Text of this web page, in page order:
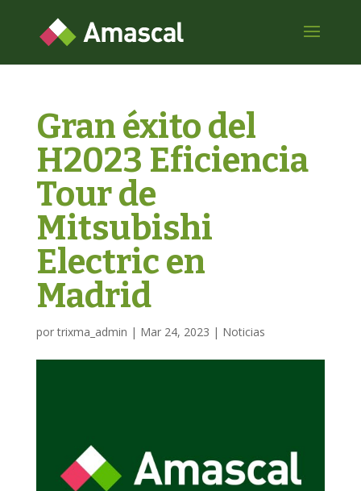
Gran éxito del
H2023 Eficiencia
Tour de
Mitsubishi
Electric en
Madrid
portrixma_admin | Mar 24, 2023 | Noticias